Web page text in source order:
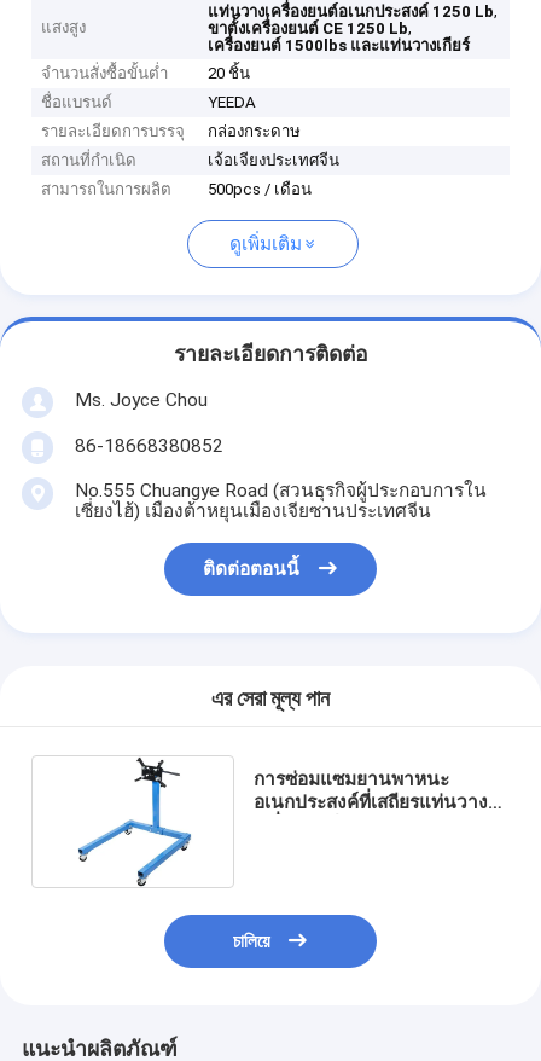
แสงสูง
แท่นวางเครื่องยนต์อเนกประสงค์ 1250 Lb,
ขาตั้งเครื่องยนต์ CE 1250 Lb,
เครื่องยนต์ 1500lbs และแท่นวางเกียร์
จำนวนสั่งซื้อขั้นต่ำ
20 ชิ้น
ชื่อแบรนด์
YEEDA
รายละเอียดการบรรจุ
กล่องกระดาษ
สถานที่กำเนิด
เจ้อเจียงประเทศจีน
สามารถในการผลิต
500pcs / เดือน
ดูเพิ่มเติม
รายละเอียดการติดต่อ
Ms. Joyce Chou
86-18668380852
No.555 Chuangye Road (สวนธุรกิจผู้ประกอบการใน
เซี่ยงไฮ้) เมืองต้าหยุนเมืองเจียซานประเทศจีน
ติดต่อตอนนี้
এর সেরা মূল্য পান
การซ่อมแซมยานพาหนะ
อเนกประสงค์ที่เสถียรแท่นวาง
চালিয়ে
แนะนำผลิตภัณฑ์